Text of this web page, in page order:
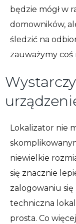
będzie mógł w
domowników,
śledzić na
zauważymy coś
Lokalizator nie
niewielkie
się znacznie
zalogowaniu się
techniczna
prosta. Co